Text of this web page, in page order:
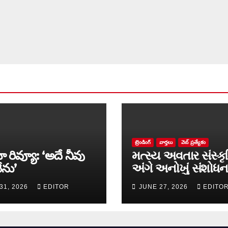
‘అదే నీవు
2026 EDITOR
ట్రెండింగ్ వార్త‌లు వెబ్ ప్రత్యేకం
મત્સ્ય અવતાર
અંગે અનોખું સંશોધન
માળખું રજૂ
JUNE 27, 2026 EDITOR